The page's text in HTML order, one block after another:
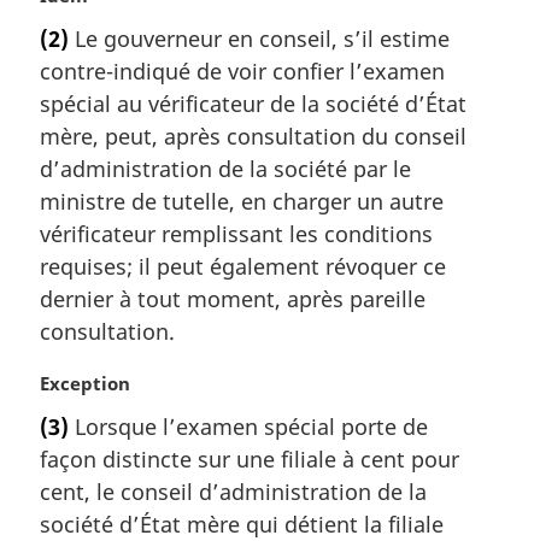
i
n
a
e
:
t
e
m
a
g
i
n
a
e
:
(2) Le gouverneur en conseil, s’il estime
contre-indiqué de voir confier l’examen
spécial au vérificateur de la société d’État
mère, peut, après consultation du conseil
d’administration de la société par le
ministre de tutelle, en charger un autre
vérificateur remplissant les conditions
requises; il peut également révoquer ce
dernier à tout moment, après pareille
consultation.
N
t
e
m
a
Exception
(3) Lorsque l’examen spécial porte de
façon distincte sur une filiale à cent pour
cent, le conseil d’administration de la
société d’État mère qui détient la filiale